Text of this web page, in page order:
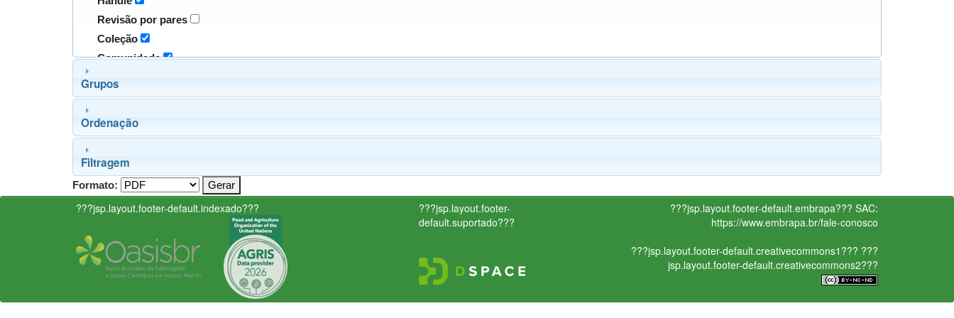
Revisão por pares
Coleção
Comunidade
Grupos
Ordenação
Filtragem
Formato:
???jsp.layout.footer-default.indexado???
???jsp.layout.footer-
default.suportado???
???jsp.layout.footer-default.embrapa??? SAC:
https://www.embrapa.br/fale-conosco
???jsp.layout.footer-default.creativecommons1??? ???
jsp.layout.footer-default.creativecommons2???